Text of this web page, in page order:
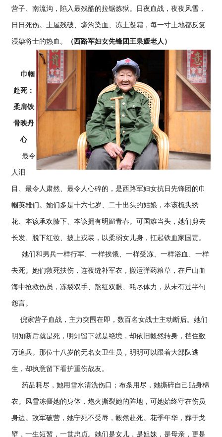
营子、南流沟，陷入最残酷的拉锯炼狱。日夜血战，夜夜风雪，
日日死伤。土屋残破、壕沟染血、冻土凝霜，每一寸土地都反复
浸染将士的热血。 （西路军妇女先锋团王泉媛老人）
巾帼
赴死：
柔肩铁
骨映丹
心
最令
人泪
目、最令人肃然、最令人心碎的，是西路军妇女抗日先锋团的巾
帼英雄们。她们多是十六七岁、二十出头的姑娘，本该梳头绣
花、本该承欢膝下、本该拥有明媚青春。可国难当头，她们剪去
长发、脱下红妆、披上戎装，以柔弱女儿身，扛起铁血家国责。
她们和男兵一样行军、一样挨饿、一样受冻、一样浴血、一样
去死。她们救死扶伤，连夜缝补军衣，搬运弹药粮草，在尸山血
海中抢救伤员，冻裂双手、熬红双眼、耗尽体力，从未有过半句
怨言。
倪家营子血战，主力突围在即，数百名女战士主动断后。她们
明知断后就是死，明知留下就是绝境，却依旧毅然转身，挡住数
万追兵。那位十八岁的无名女卫生员，明明可以跟着大部队逃
生，却执意留下看护重伤战友。
药品耗尽，她用雪水清洗伤口；布条用尽，她撕碎自己贴身棉
衣。风雪冻僵她的身体，炮火撕裂她的阵地，可她始终守在伤员
身边。敌军破营，她宁死不受辱，毅然赴死。花季年华，葬于戈
壁，一生短暂，一世忠贞。她们是女儿，是姐妹，是母亲，更是